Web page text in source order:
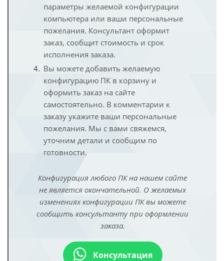
параметры желаемой конфигурации
компьютера или ваши персональные
пожелания. Консультант оформит
заказ, сообщит стоимость и срок
исполнения заказа.
Вы можете добавить желаемую
конфигурацию ПК в корзину и
оформить заказ на сайте
самостоятельно. В комментарии к
заказу укажите ваши персональные
пожелания. Мы с вами свяжемся,
уточним детали и сообщим по
готовности.
Конфигурация любого ПК на нашем сайте
не является окончательной. О желаемых
изменениях конфигурации ПК вы можете
сообщить консультанту при оформлении
заказа.
Консультация